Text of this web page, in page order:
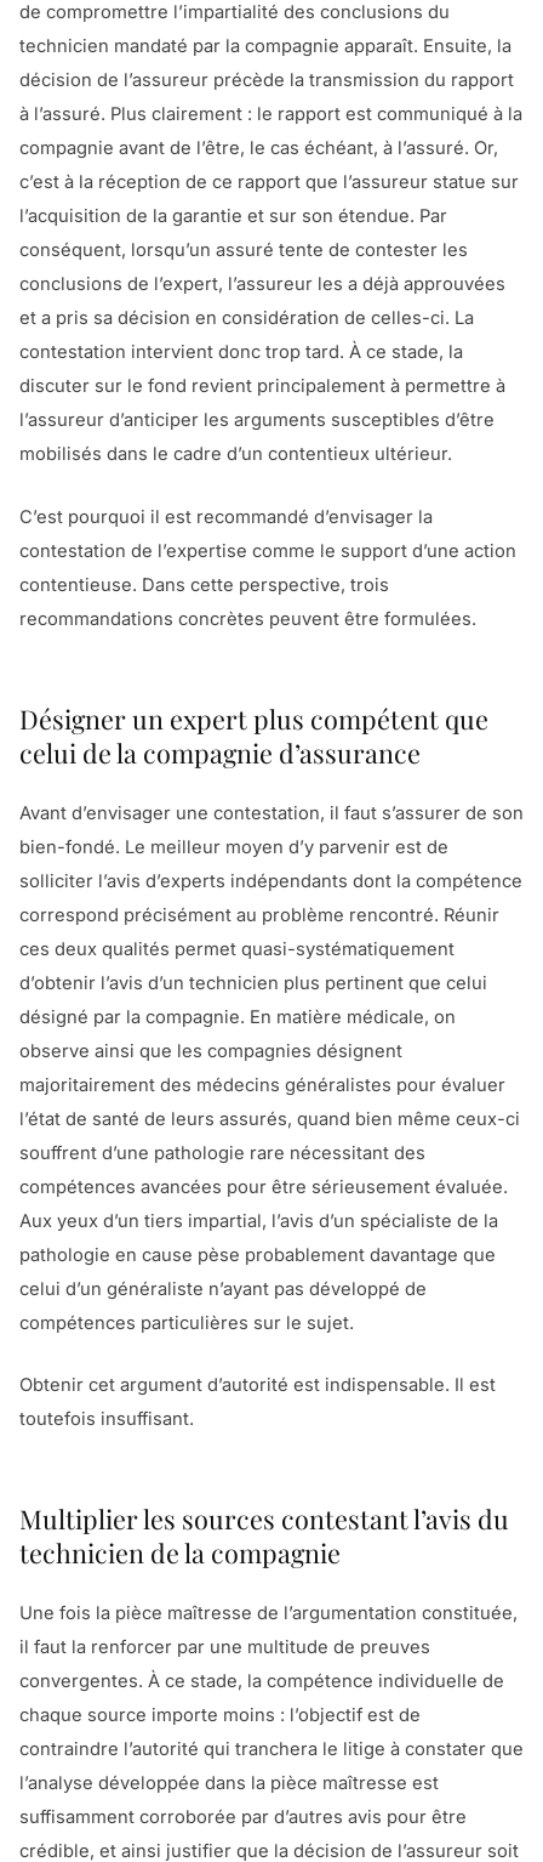
de compromettre l’impartialité des conclusions du
technicien mandaté par la compagnie apparaît. Ensuite, la
décision de l’assureur précède la transmission du rapport
à l’assuré. Plus clairement : le rapport est communiqué à la
compagnie avant de l’être, le cas échéant, à l’assuré. Or,
c’est à la réception de ce rapport que l’assureur statue sur
l’acquisition de la garantie et sur son étendue. Par
conséquent, lorsqu’un assuré tente de contester les
conclusions de l’expert, l’assureur les a déjà approuvées
et a pris sa décision en considération de celles-ci. La
contestation intervient donc trop tard. À ce stade, la
discuter sur le fond revient principalement à permettre à
l’assureur d’anticiper les arguments susceptibles d’être
mobilisés dans le cadre d’un contentieux ultérieur.
C’est pourquoi il est recommandé d’envisager la
contestation de l’expertise comme le support d’une action
contentieuse. Dans cette perspective, trois
recommandations concrètes peuvent être formulées.
Désigner un expert plus compétent que
celui de la compagnie d’assurance
Avant d’envisager une contestation, il faut s’assurer de son
bien-fondé. Le meilleur moyen d’y parvenir est de
solliciter l’avis d’experts indépendants dont la compétence
correspond précisément au problème rencontré. Réunir
ces deux qualités permet quasi-systématiquement
d’obtenir l’avis d’un technicien plus pertinent que celui
désigné par la compagnie. En matière médicale, on
observe ainsi que les compagnies désignent
majoritairement des médecins généralistes pour évaluer
l’état de santé de leurs assurés, quand bien même ceux-ci
souffrent d’une pathologie rare nécessitant des
compétences avancées pour être sérieusement évaluée.
Aux yeux d’un tiers impartial, l’avis d’un spécialiste de la
pathologie en cause pèse probablement davantage que
celui d’un généraliste n’ayant pas développé de
compétences particulières sur le sujet.
Obtenir cet argument d’autorité est indispensable. Il est
toutefois insuffisant.
Multiplier les sources contestant l’avis du
technicien de la compagnie
Une fois la pièce maîtresse de l’argumentation constituée,
il faut la renforcer par une multitude de preuves
convergentes. À ce stade, la compétence individuelle de
chaque source importe moins : l’objectif est de
contraindre l’autorité qui tranchera le litige à constater que
l’analyse développée dans la pièce maîtresse est
suffisamment corroborée par d’autres avis pour être
crédible, et ainsi justifier que la décision de l’assureur soit